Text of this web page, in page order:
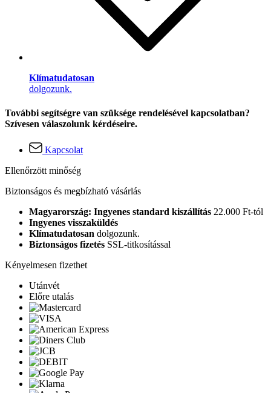
Klímatudatosan
dolgozunk.
További segítségre van szüksége rendelésével kapcsolatban?
Szívesen válaszolunk kérdéseire.
Kapcsolat
Ellenőrzött minőség
Biztonságos és megbízható vásárlás
Magyarország: Ingyenes standard kiszállítás 22.000 Ft-tól
Ingyenes visszaküldés
Klímatudatosan dolgozunk.
Biztonságos fizetés SSL-titkosítással
Kényelmesen fizethet
Utánvét
Előre utalás